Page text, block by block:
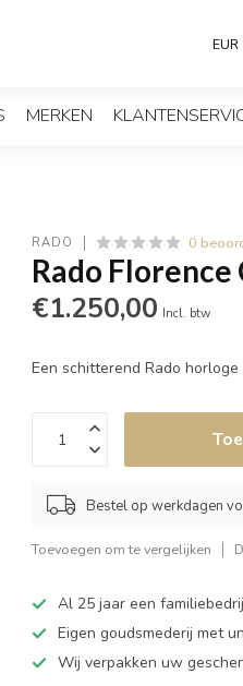
EUR
MERKEN
RADO 0
Rado
€1.250,00 Incl. btw
Een schitterend Rado horloge
Bestel op werkdagen
Toevoegen om te vergelijken
Al 25 jaar een
Eigen goudsmederij met
Wij verpakken uw